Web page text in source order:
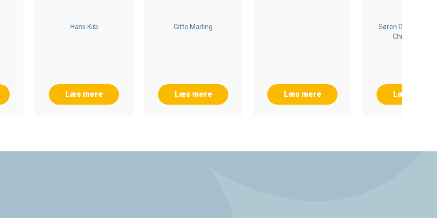
Hans Kiib
Læs mere
Gitte Marling
Læs mere Læs mere
Søren Daugbjerg,
Christiansen
Læs mere